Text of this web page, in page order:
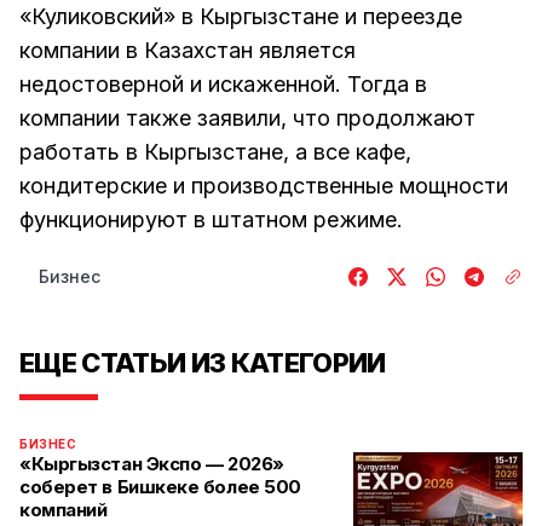
«Куликовский» в Кыргызстане и переезде
компании в Казахстан является
недостоверной и искаженной. Тогда в
компании также заявили, что продолжают
работать в Кыргызстане, а все кафе,
кондитерские и производственные мощности
функционируют в штатном режиме.
Бизнес
ЕЩЕ СТАТЬИ ИЗ КАТЕГОРИИ
БИЗНЕС
«Кыргызстан Экспо — 2026»
соберет в Бишкеке более 500
компаний